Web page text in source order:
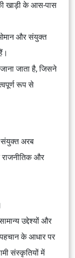
की खाड़ी के आस-पास
और संयुक्त
जाता है, जिसने
रूप से
संयुक्त अरब
और
उद्देश्यों और
के आधार पर
संस्कृतियों में